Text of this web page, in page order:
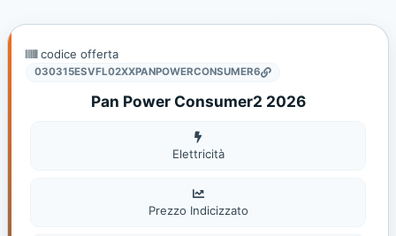
codice offerta
030315ESVFL02XXPANPOWERCONSUMER6
Pan Power Consumer2 2026
Elettricità
Elettricità
Prezzo Indicizzato